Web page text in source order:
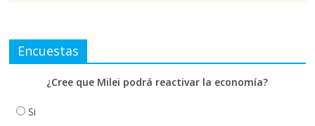
Encuestas
¿Cree que Milei podrá reactivar la economía?
Si